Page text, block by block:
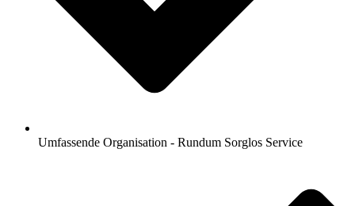
Umfassende Organisation - Rundum Sorglos Service